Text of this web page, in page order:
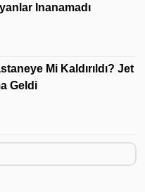
Inanamadı
Mi Kaldırıldı? Jet
Geldi